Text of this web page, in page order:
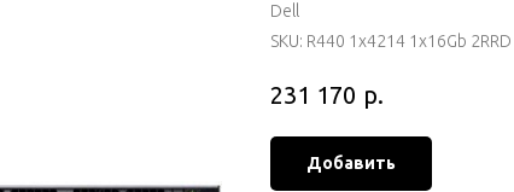
Dell
SKU: R440 1x4214 1x16Gb
231 170 р.
Добавить